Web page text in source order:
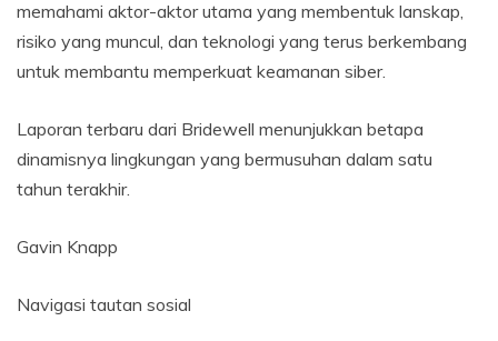
memahami aktor-aktor utama yang membentuk lanskap,
risiko yang muncul, dan teknologi yang terus berkembang
untuk membantu memperkuat keamanan siber.
Laporan terbaru dari Bridewell menunjukkan betapa
dinamisnya lingkungan yang bermusuhan dalam satu
tahun terakhir.
Gavin Knapp
Navigasi tautan sosial